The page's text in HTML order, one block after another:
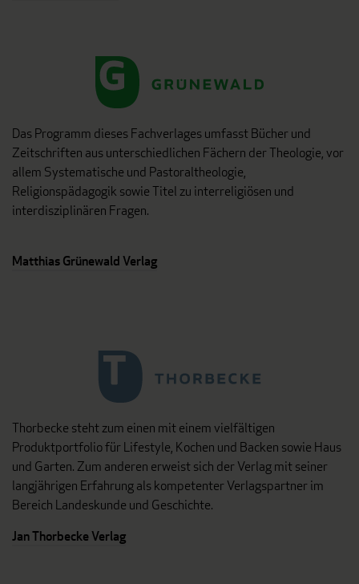
Das Programm dieses Fachverlages umfasst Bücher und
Zeitschriften aus unterschiedlichen Fächern der Theologie, vor
allem Systematische und Pastoraltheologie,
Religionspädagogik sowie Titel zu interreligiösen und
interdisziplinären Fragen.
Matthias Grünewald Verlag
Thorbecke steht zum einen mit einem vielfältigen
Produktportfolio für Lifestyle, Kochen und Backen sowie Haus
und Garten. Zum anderen erweist sich der Verlag mit seiner
langjährigen Erfahrung als kompetenter Verlagspartner im
Bereich Landeskunde und Geschichte.
Jan Thorbecke Verlag